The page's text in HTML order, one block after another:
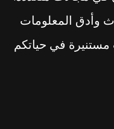
وأدق المعلومات
مستنيرة في حياتكم